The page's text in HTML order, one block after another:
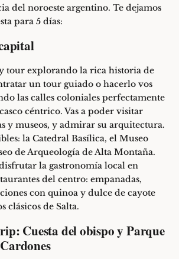
del noroeste argentino. Te dejamos
para 5 días:
tour explorando la rica historia de
un tour guiado o hacerlo vos
las calles coloniales perfectamente
céntrico. Vas a poder visitar
y museos, y admirar su arquitectura.
la Catedral Basílica, el Museo
de Arqueología de Alta Montaña.
la gastronomía local en
del centro: empanadas,
con quinoa y dulce de cayote
clásicos de Salta.
Cuesta del obispo y Parque